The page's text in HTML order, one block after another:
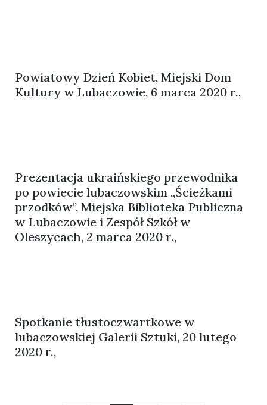
Powiatowy Dzień Kobiet, Miejski Dom
Kultury w Lubaczowie, 6 marca 2020 r.,
Prezentacja ukraińskiego przewodnika
po powiecie lubaczowskim „Ścieżkami
przodków”, Miejska Biblioteka Publiczna
w Lubaczowie i Zespół Szkół w
Oleszycach, 2 marca 2020 r.,
Spotkanie tłustoczwartkowe w
lubaczowskiej Galerii Sztuki, 20 lutego
2020 r.,